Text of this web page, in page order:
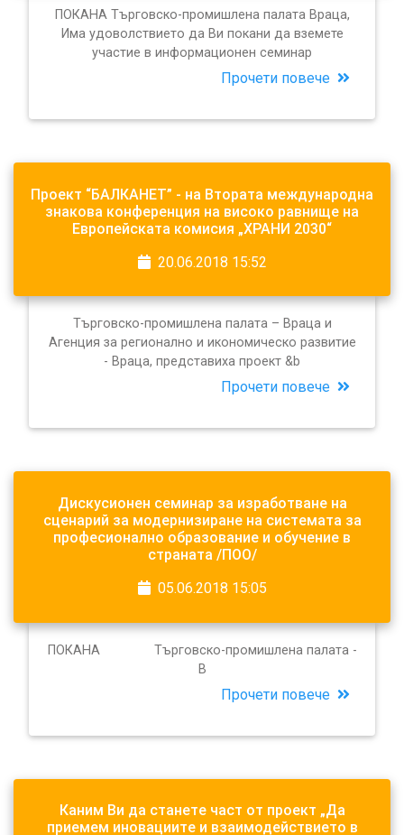
ПОКАНА Търговско-промишлена палата Враца,
Има удоволствието да Ви покани да вземете
участие в информационен семинар
Прочети повече
Проект “БАЛКАНЕТ” - на Втората международна
знакова конференция на високо равнище на
Европейската комисия „ХРАНИ 2030“
20.06.2018 15:52
Търговско-промишлена палата – Враца и
Агенция за регионално и икономическо развитие
- Враца, представиха проект &b
Прочети повече
Дискусионен семинар за изработване на
сценарий за модернизиране на системата за
професионално образование и обучение в
страната /ПОО/
05.06.2018 15:05
ПОКАНА Търговско-промишлена палата -
В
Прочети повече
Каним Ви да станете част от проект „Да
приемем иновациите и взаимодействието в